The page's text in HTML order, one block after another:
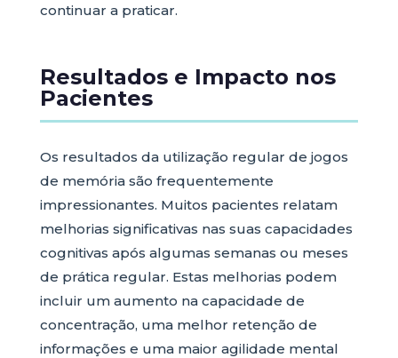
continuar a praticar.
Resultados e Impacto nos
Pacientes
Os resultados da utilização regular de jogos
de memória são frequentemente
impressionantes. Muitos pacientes relatam
melhorias significativas nas suas capacidades
cognitivas após algumas semanas ou meses
de prática regular. Estas melhorias podem
incluir um aumento na capacidade de
concentração, uma melhor retenção de
informações e uma maior agilidade mental